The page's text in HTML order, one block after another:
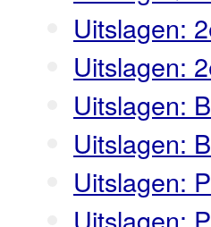
Uitslagen:
Uitslagen:
Uitslagen:
Uitslagen:
Uitslagen: